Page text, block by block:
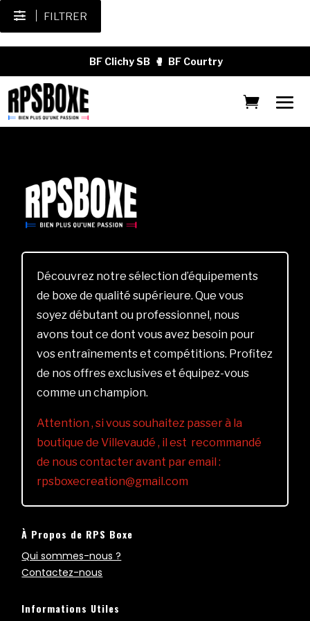
FILTRER
BF Clichy SB 🥊 BF Courtry
Découvrez notre sélection d’équipements
de boxe de qualité supérieure. Que vous
soyez débutant ou professionnel, nous
avons tout ce dont vous avez besoin pour
vos entraînements et compétitions. Profitez
de nos offres exclusives et équipez-vous
comme un champion.
Attention , si vous souhaitez passer à la
boutique de Villevaudé , il est recommandé
de nous contacter avant par email :
rpsboxecreation@gmail.com
À Propos de RPS Boxe
Qui sommes-nous ?
Contactez-nous
Informations Utiles